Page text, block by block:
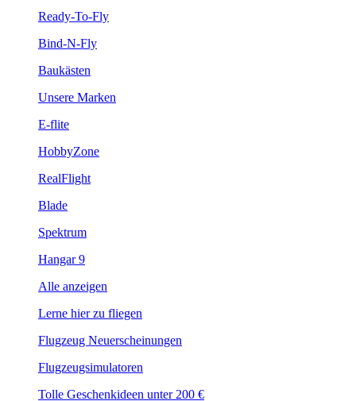
Ready-To-Fly
Bind-N-Fly
Baukästen
Unsere Marken
E-flite
HobbyZone
RealFlight
Blade
Spektrum
Hangar 9
Alle anzeigen
Lerne hier zu fliegen
Flugzeug Neuerscheinungen
Flugzeugsimulatoren
Tolle Geschenkideen unter 200 €